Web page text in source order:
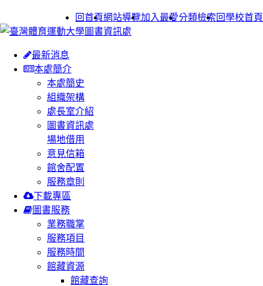
回學校首頁
分類檢索
加入最愛
網站導覽
回首頁
最新消息
本處簡介
本處簡史
組織架構
處長室介紹
圖書資訊處
場地借用
意見信箱
館舍配置
服務章則
下載專區
圖書服務
業務職掌
服務項目
服務時間
館藏資源
館藏查詢